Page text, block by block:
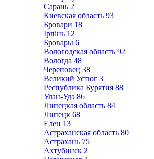
Сарань 2
Киевская область 93
Бровари 18
Ірпінь 12
Бровары 6
Вологодская область 92
Вологда 48
Череповец 38
Великий Устюг 3
Республика Бурятия 88
Улан-Удэ 86
Липецкая область 84
Липецк 68
Елец 13
Астраханская область 80
Астрахань 75
Ахтубинск 2